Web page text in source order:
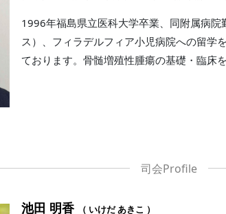
1996年福島県立医科大学卒業、同附属病
ス）、フィラデルフィア小児病院への留学
ております。骨髄増殖性腫瘍の基礎・臨床
池田 明香
（ いけだ あきこ ）